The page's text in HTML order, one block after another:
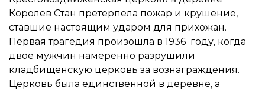
Королев Стан претерпела пожар и крушение,
ставшие настоящим ударом для прихожан.
Первая трагедия произошла в 1936 году, когда
двое мужчин намеренно разрушили
кладбищенскую церковь за вознаграждения.
Церковь была единственной в деревне, а